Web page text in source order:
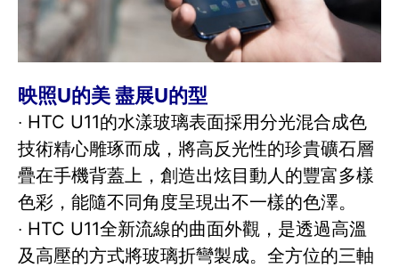
映照U的美 盡展U的型
‧ HTC U11的水漾玻璃表面採用分光混合成色
技術精心雕琢而成，將高反光性的珍貴礦石層
疊在手機背蓋上，創造出炫目動人的豐富多樣
色彩，能隨不同角度呈現出不一樣的色澤。
‧ HTC U11全新流線的曲面外觀，是透過高溫
及高壓的方式將玻璃折彎製成。全方位的三軸